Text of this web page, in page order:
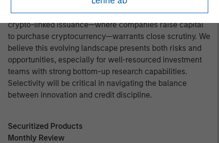
in a high-rate environment, the accelerating trend of
crypto-linked issuance—where companies raise capital
to purchase cryptocurrency—warrants close scrutiny. We
believe this evolving landscape presents both risks and
opportunities, especially for well-resourced investment
teams with strong bottom-up research capabilities.
Selectivity will be critical in navigating the balance
between innovation and credit discipline.
Securitized Products
Monthly Review